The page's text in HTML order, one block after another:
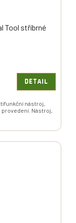
Tool stříbrné
DETAIL
nástroj,
Nástroj,